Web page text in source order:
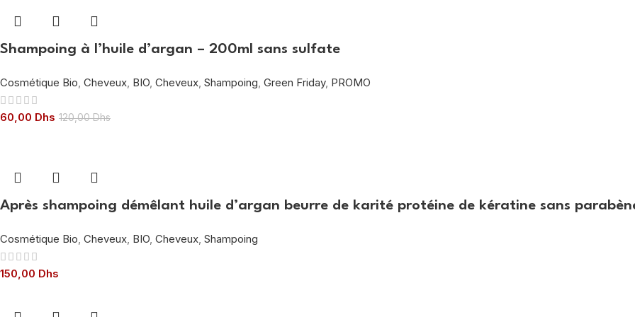
Shampoing à l’huile d’argan – 200ml sans sulfate
Cosmétique Bio, Cheveux, BIO, Cheveux, Shampoing, Green Friday, PROMO
60,00 Dhs 120,00Dhs
Après shampoing démêlant huile d’argan beurre de karité protéine de kératine sans
Cosmétique Bio, Cheveux, BIO, Cheveux, Shampoing
150,00 Dhs